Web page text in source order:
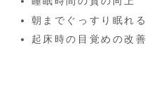
朝までぐっすり眠れる
起床時の目覚めの改善